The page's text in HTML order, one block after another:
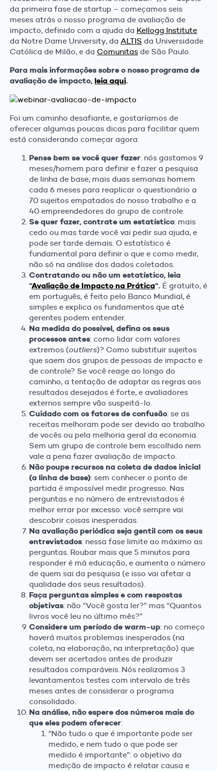
da primeira fase de startup – começamos seis
meses atrás o nosso programa de avaliação de
impacto, definido com a ajuda da Kellogg Institute
da Notre Dame University, da ALTIS da Universidade
Católica de Milão, e da Comunitas de São Paulo.
Para mais informações sobre o nosso programa de
avaliação de impacto,leia aqui.
Foi um caminho desafiante, e gostaríamos de
oferecer algumas poucas dicas para facilitar quem
está considerando começar agora:
Pense bem se você quer fazer: nós gastamos 9
meses/homem para definir e fazer a pesquisa
de linha de base, mais duas semanas homem
cada 6 meses para reaplicar o questionário a
70 sujeitos empatados do nosso trabalho e a
40 empreendedores do grupo de controle.
Se quer fazer, contrate um estatístico: mais
cedo ou mas tarde você vai pedir sua ajuda, e
pode ser tarde demais. O estatístico é
fundamental para definir o que e como medir,
não só na análise dos dados coletados.
Contratando ou não um estatístico, leia
“Avaliação de Impacto na Prática“. É gratuito, é
em português, é feito pelo Banco Mundial, é
simples e explica os fundamentos que até
gerentes podem entender.
Na medida do possível, defina os seus
processos antes: como lidar com valores
extremos (outliers)? Como substituir sujeitos
que saem dos grupos de pessoas de impacto e
de controle? Se você reage ao longo do
caminho, a tentação de adaptar as regras aos
resultados desejados é forte, e avaliadores
externos sempre vão suspeitá-lo.
Cuidado com os fatores de confusão: se as
receitas melhoram pode ser devido ao trabalho
de vocês ou pela melhoria geral da economia.
Sem um grupo de controle bem escolhido nem
vale a pena fazer avaliação de impacto.
Não poupe recursos na coleta de dados inicial
(a linha de base): sem conhecer o ponto de
partida é impossível medir progresso. Nas
perguntas e no número de entrevistados é
melhor errar por excesso: você sempre vai
descobrir coisas inesperadas.
Na avaliação periódica seja gentil com os seus
entrevistados: nessa fase limite ao máximo as
perguntas. Roubar mais que 5 minutos para
responder é má educação, e aumenta o número
de quem sai da pesquisa (e isso vai afetar a
qualidade dos seus resultados).
Faça perguntas simples e com respostas
objetivas: não “Você gosta ler?” mas “Quantos
livros você leu no último mês?”
Considere um período de warm-up: no começo
haverá muitos problemas inesperados (na
coleta, na elaboração, na interpretação) que
devem ser acertados antes de produzir
resultados comparáveis. Nós realizamos 3
levantamentos testes com intervalo de três
meses antes de considerar o programa
consolidado.
Na análise, não espere dos números mais do
que eles podem oferecer:
“Não tudo o que é importante pode ser
medido, e nem tudo o que pode ser
medido é importante”: o objetivo da
medição de impacto é relatar causa e